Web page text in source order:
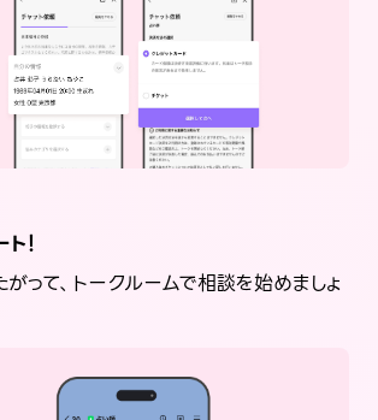
！
がって、トークルームで相談を始めましょ